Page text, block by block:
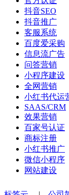
抖音SEO
抖音推广
客服系统
百度爱采购
信息流广告
问答营销
小程序建设
全网营销
小红书代运
SAAS/CRM
效果营销
百家号认证
商标注册
小红书推广
微信小程序
网站建设